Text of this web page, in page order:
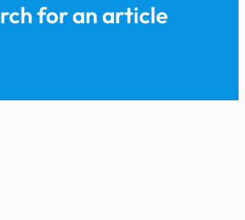
for an article